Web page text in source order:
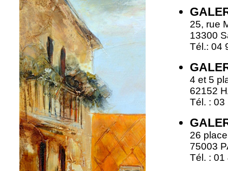
25, rue
13300
Tél.: 04
4 et 5
62152
Tél. : 03
26
75003
Tél. : 01